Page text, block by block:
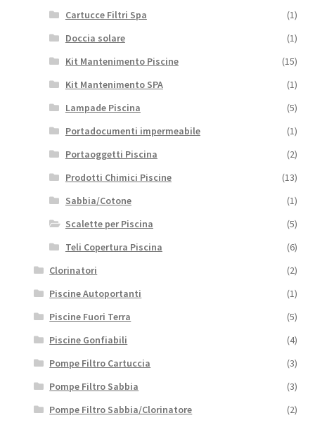
Cartucce Filtri Spa
(1)
Doccia solare
(1)
Kit Mantenimento Piscine
(15)
Kit Mantenimento SPA
(1)
Lampade Piscina
(5)
Portadocumenti impermeabile
(1)
Portaoggetti Piscina
(2)
Prodotti Chimici Piscine
(13)
Sabbia/Cotone
(1)
Scalette per Piscina
(5)
Teli Copertura Piscina
(6)
Clorinatori
(2)
Piscine Autoportanti
(1)
Piscine Fuori Terra
(5)
Piscine Gonfiabili
(4)
Pompe Filtro Cartuccia
(3)
Pompe Filtro Sabbia
(3)
Pompe Filtro Sabbia/Clorinatore
(2)